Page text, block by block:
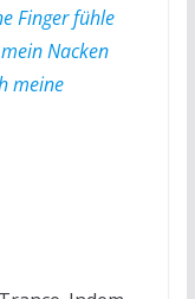
Finger fühle
Nacken
meine